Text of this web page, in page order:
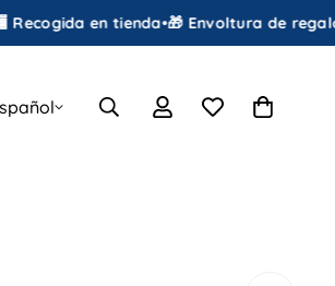
en tienda •🎁 Envoltura de regalo GRATIS•